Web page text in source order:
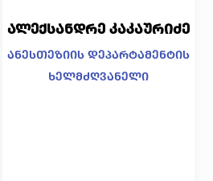
ალექსანდრე კაკაურიძე
ანესთეზიის დეპარტამენტის
ხელმძღვანელი